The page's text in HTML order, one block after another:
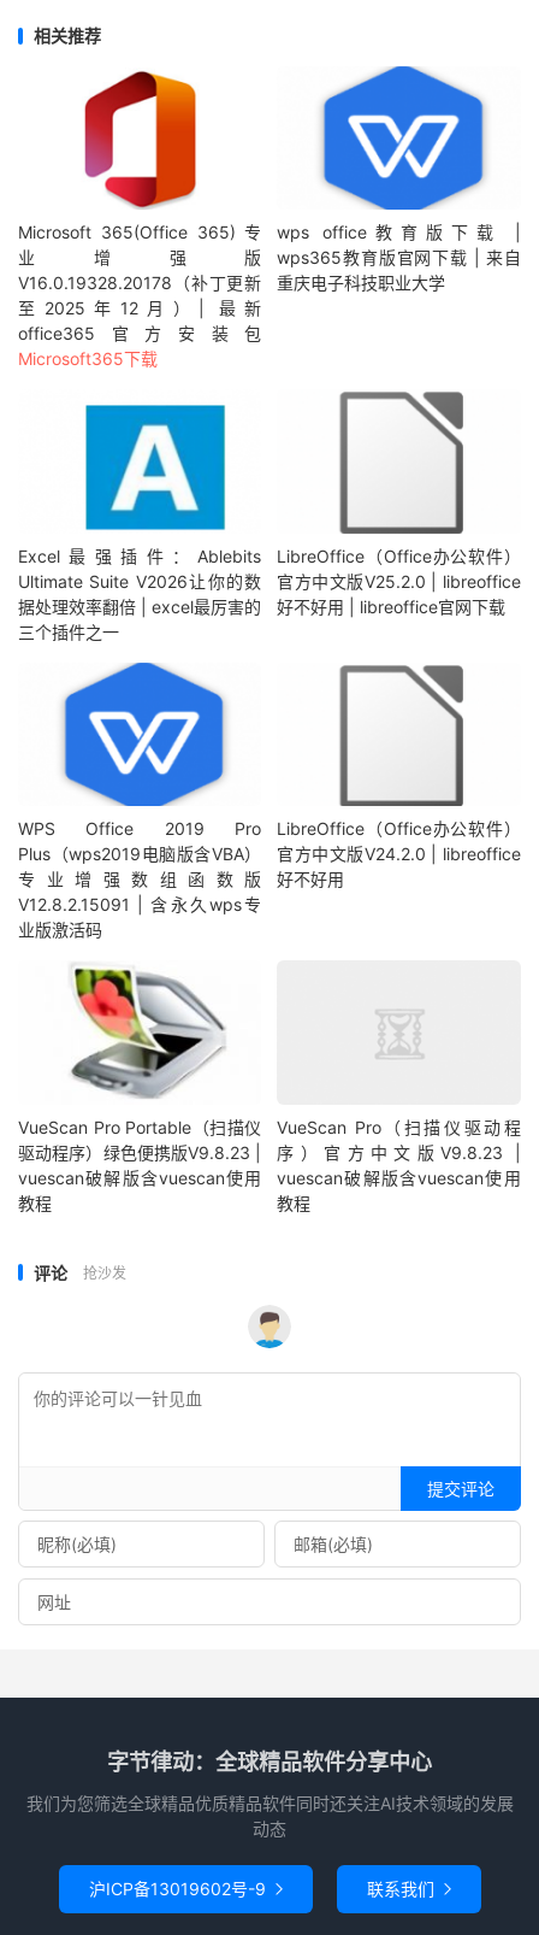
相关推荐
Microsoft 365(Office 365) 专
业增强版
V16.0.19328.20178（补丁更新
至2025年12月）| 最新
office365官方安装包
Microsoft365下载
wps office教育版下载 |
wps365教育版官网下载 | 来自
重庆电子科技职业大学
Excel最强插件：Ablebits
Ultimate Suite V2026让你的数
据处理效率翻倍 | excel最厉害的
三个插件之一
LibreOffice（Office办公软件）
官方中文版V25.2.0 | libreoffice
好不好用 | libreoffice官网下载
WPS Office 2019 Pro
Plus（wps2019电脑版含VBA）
专业增强数组函数版
V12.8.2.15091 | 含永久wps专
业版激活码
LibreOffice（Office办公软件）
官方中文版V24.2.0 | libreoffice
好不好用
VueScan Pro Portable（扫描仪
驱动程序）绿色便携版V9.8.23 |
vuescan破解版含vuescan使用
教程
VueScan Pro（扫描仪驱动程
序）官方中文版V9.8.23 |
vuescan破解版含vuescan使用
教程
评论 抢沙发
提交评论
字节律动：全球精品软件分享中心
我们为您筛选全球精品优质精品软件同时还关注AI技术领域的发展
动态
沪ICP备13019602号-9  联系我们 